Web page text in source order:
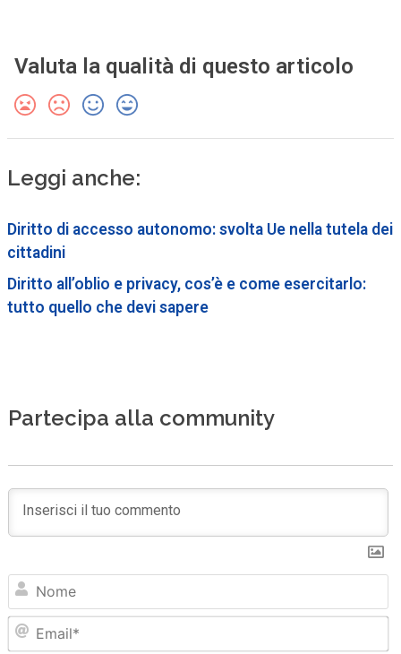
Valuta la qualità di questo articolo
Leggi anche:
Diritto di accesso autonomo: svolta Ue nella tutela dei
cittadini
Diritto all’oblio e privacy, cos’è e come esercitarlo:
tutto quello che devi sapere
Partecipa alla community